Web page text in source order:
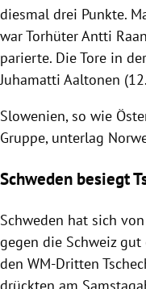
diesmal drei Punkte.
war TorhüterAntti
parierte. Die Tore in
Juhamatti Aaltonen
Slowenien, so wie
Gruppe, unterlag
Schweden besiegt
Schweden hat sich
gegen die Schweizgut
den WM-Dritten
drückten am